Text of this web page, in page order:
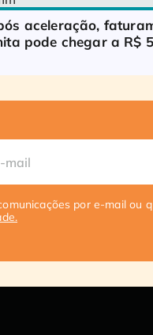
aceleração,
pode chegar a R$
por e-mail ou